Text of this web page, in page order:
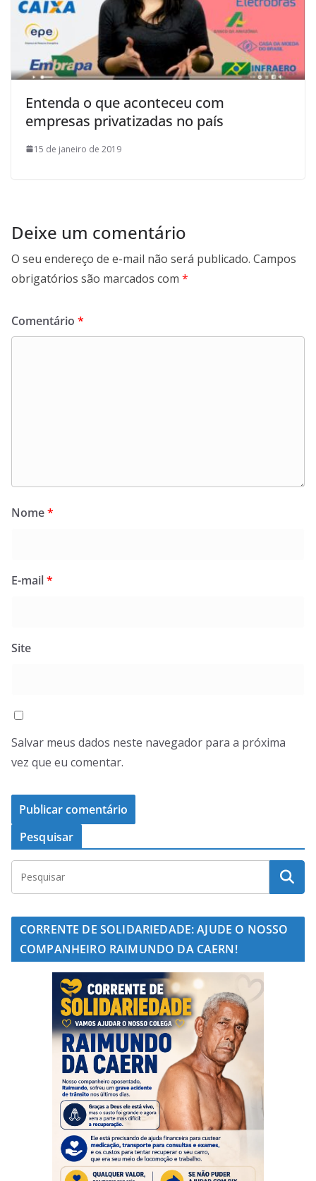
Entenda o que aconteceu com
empresas privatizadas no país
15 de janeiro de 2019
Deixe um comentário
O seu endereço de e-mail não será publicado. Campos
obrigatórios são marcados com *
Comentário *
Nome*
E-mail*
Site
Salvar meus dados neste navegador para a próxima
vez que eu comentar.
Pesquisar
CORRENTE DE SOLIDARIEDADE: AJUDE O NOSSO
COMPANHEIRO RAIMUNDO DA CAERN!